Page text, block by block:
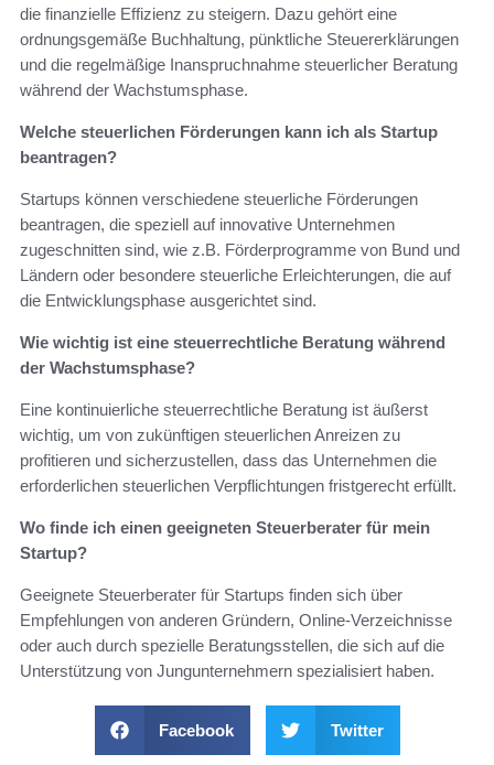
die finanzielle Effizienz zu steigern. Dazu gehört eine
ordnungsgemäße Buchhaltung, pünktliche Steuererklärungen
und die regelmäßige Inanspruchnahme steuerlicher Beratung
während der Wachstumsphase.
Welche steuerlichen Förderungen kann ich als Startup
beantragen?
Startups können verschiedene steuerliche Förderungen
beantragen, die speziell auf innovative Unternehmen
zugeschnitten sind, wie z.B. Förderprogramme von Bund und
Ländern oder besondere steuerliche Erleichterungen, die auf
die Entwicklungsphase ausgerichtet sind.
Wie wichtig ist eine steuerrechtliche Beratung während
der Wachstumsphase?
Eine kontinuierliche steuerrechtliche Beratung ist äußerst
wichtig, um von zukünftigen steuerlichen Anreizen zu
profitieren und sicherzustellen, dass das Unternehmen die
erforderlichen steuerlichen Verpflichtungen fristgerecht erfüllt.
Wo finde ich einen geeigneten Steuerberater für mein
Startup?
Geeignete Steuerberater für Startups finden sich über
Empfehlungen von anderen Gründern, Online-Verzeichnisse
oder auch durch spezielle Beratungsstellen, die sich auf die
Unterstützung von Jungunternehmern spezialisiert haben.
Facebook Twitter